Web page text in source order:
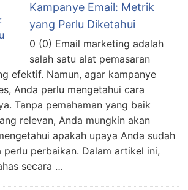
Kampanye Email: Metrik
yang Perlu Diketahui
0 (0) Email marketing adalah
salah satu alat pemasaran
efektif. Namun, agar kampanye
Anda perlu mengetahui cara
Tanpa pemahaman yang baik
relevan, Anda mungkin akan
apakah upaya Anda sudah
perlu perbaikan. Dalam artikel ini,
secara …